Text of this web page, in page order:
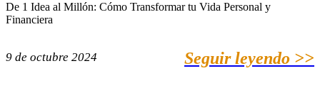
De 1 Idea al Millón: Cómo Transformar tu Vida Personal y
Financiera
9 de octubre 2024 Seguir leyendo >>